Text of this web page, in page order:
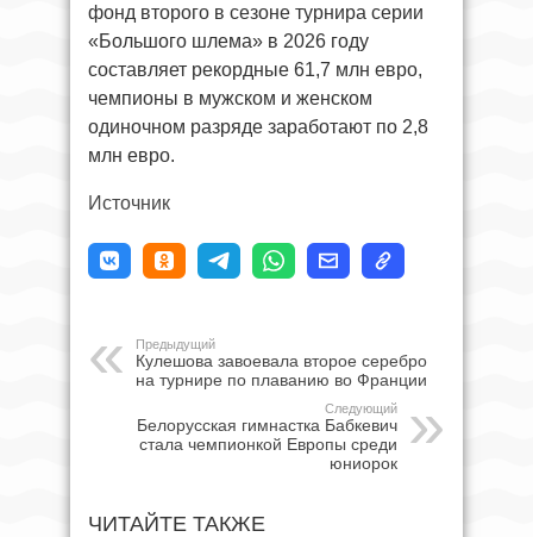
фонд второго в сезоне турнира серии
«Большого шлема» в 2026 году
составляет рекордные 61,7 млн евро,
чемпионы в мужском и женском
одиночном разряде заработают по 2,8
млн евро.
Источник
Предыдущий
Кулешова завоевала второе серебро
на турнире по плаванию во Франции
Следующий
Белорусская гимнастка Бабкевич
стала чемпионкой Европы среди
юниорок
ЧИТАЙТЕ ТАКЖЕ